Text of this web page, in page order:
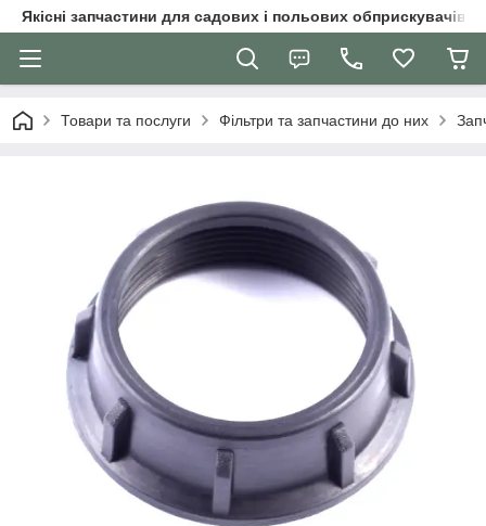
Якісні запчастини для садових і польових обприскувачів
Товари та послуги Фільтри та запчастини до них